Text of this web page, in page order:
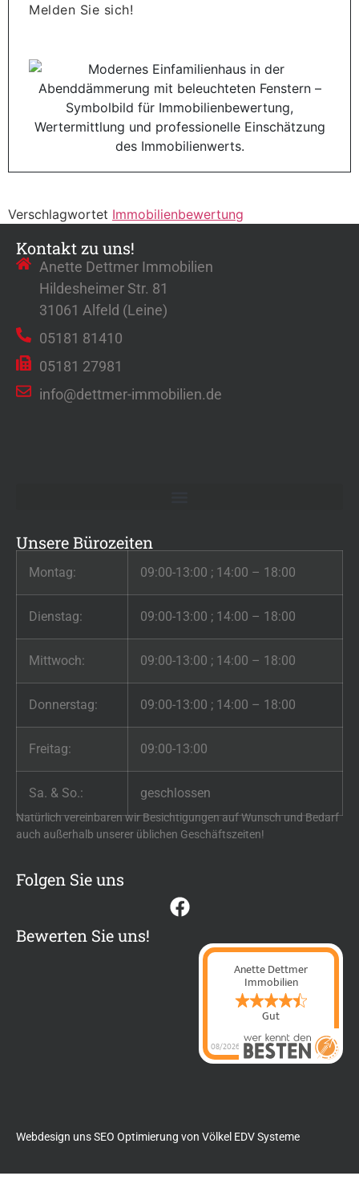
Melden Sie sich!
Verschlagwortet Immobilienbewertung
Kontakt zu uns!
Anette Dettmer Immobilien
Hildesheimer Str. 81
31061 Alfeld (Leine)
05181 81410
05181 27981
info@dettmer-immobilien.de
Unsere Bürozeiten
Montag: 09:00-13:00 ; 14:00 – 18:00
Dienstag: 09:00-13:00 ; 14:00 – 18:00
Mittwoch: 09:00-13:00 ; 14:00 – 18:00
Donnerstag: 09:00-13:00 ; 14:00 – 18:00
Freitag: 09:00-13:00
Sa. & So.: geschlossen
Natürlich vereinbaren wir Besichtigungen auf Wunsch und Bedarf
auch außerhalb unserer üblichen Geschäftszeiten!
Folgen Sie uns
Bewerten Sie uns!
Anette Dettmer
Immobilien
Gut
08/2026 Anette Dettmer
Immobilienhat4.4
Webdesign uns SEO Optimierung von Völkel EDV Systeme